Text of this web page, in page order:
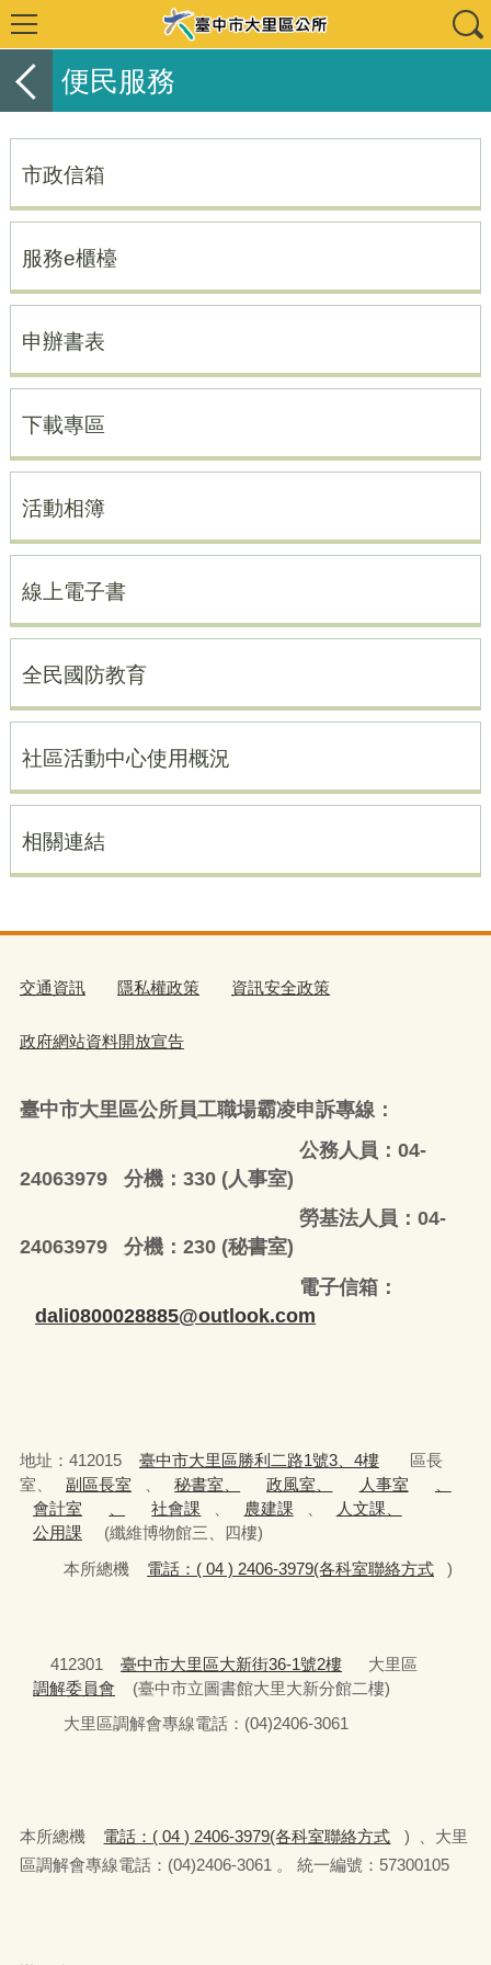
便民服務
市政信箱
服務e櫃檯
申辦書表
下載專區
活動相簿
線上電子書
全民國防教育
社區活動中心使用概況
相關連結
交通資訊 隱私權政策 資訊安全政策
政府網站資料開放宣告
臺中市大里區公所員工職場霸凌申訴專線：
公務人員：04-
24063979 分機：330 (人事室)
勞基法人員：04-
24063979 分機：230 (秘書室)
電子信箱：
dali0800028885@outlook.com
地址：412015 臺中市大里區勝利二路1號3、4樓
區長
室、
副區長室 秘書室、 政風室、 人事室
會計室
社會課 農建課
人文課、
公用課
(纖維博物館三、四樓)
本所總機
電話：( 04 ) 2406-3979(各科室聯絡方式 )
412301 臺中市大里區大新街36-1號2樓
大里區
調解委員會
(臺中市立圖書館大里大新分館二樓)
大里區調解會專線電話：(04)2406-3061
本所總機 電話：( 04 ) 2406-3979(各科室聯絡方式
) 、大里
區調解會專線電話：(04)2406-3061 。 統一編號：57300105